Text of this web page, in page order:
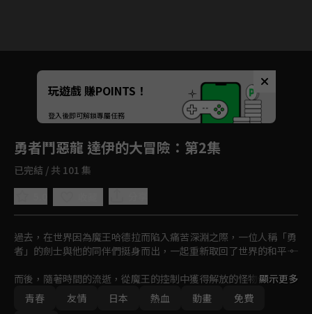
Unmute
如有不便請見諒
玩遊戲 賺POINTS！
登入後即可解鎖專屬任務
勇者鬥惡龍 達伊的大冒險 ：第2集
已完結 / 共 101 集
過去，在世界因為魔王哈德拉而陷入痛苦深淵之際，一位人稱「勇
者」的劍士與他的同伴們挺身而出，一起重新取回了世界的和平――。
而後，隨著時間的流逝，從魔王的控制中獲得解放的怪物們如今在
南海的孤島迪爾穆林島生活著。島上唯一的人類，嚮往成為勇者的
少年「達伊」也和怪物們過著和平的生活。
顯示更多
青春
友情 日本 熱血 動畫
免費